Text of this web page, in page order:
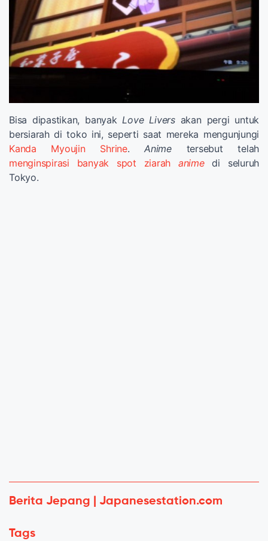
Bisa dipastikan, banyakLove Liversakan pergi untuk
bersiarah di toko ini, seperti saat mereka mengunjungi
Kanda Myoujin Shrine.Animetersebut telah
menginspirasi banyak spot ziarah animedi seluruh
Tokyo.
Berita Jepang | Japanesestation.com
Tags